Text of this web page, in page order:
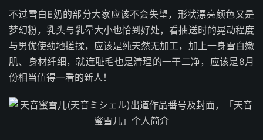
不过雪白E奶的部分大家应该不会失望，形状漂亮颜色又是
梦幻粉，乳头与乳晕大小也恰到好处，看抽送时的晃动程度
与男优使劲地搓揉，应该是纯天然无加工，加上一身雪白嫩
肌、身材纤细，就连耻毛也是清理的一干二净，应该是8月
份相当值得一看的新人！